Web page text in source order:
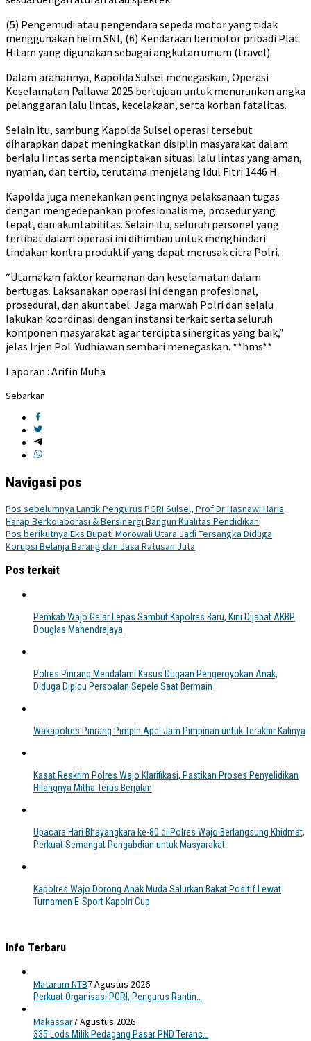
(5) Pengemudi atau pengendara sepeda motor yang tidak
menggunakan helm SNI, (6) Kendaraan bermotor pribadi Plat
Hitam yang digunakan sebagai angkutan umum (travel).
Dalam arahannya, Kapolda Sulsel menegaskan, Operasi
Keselamatan Pallawa 2025 bertujuan untuk menurunkan angka
pelanggaran lalu lintas, kecelakaan, serta korban fatalitas.
Selain itu, sambung Kapolda Sulsel operasi tersebut
diharapkan dapat meningkatkan disiplin masyarakat dalam
berlalu lintas serta menciptakan situasi lalu lintas yang aman,
nyaman, dan tertib, terutama menjelang Idul Fitri 1446 H.
Kapolda juga menekankan pentingnya pelaksanaan tugas
dengan mengedepankan profesionalisme, prosedur yang
tepat, dan akuntabilitas. Selain itu, seluruh personel yang
terlibat dalam operasi ini dihimbau untuk menghindari
tindakan kontra produktif yang dapat merusak citra Polri.
“Utamakan faktor keamanan dan keselamatan dalam
bertugas. Laksanakan operasi ini dengan profesional,
prosedural, dan akuntabel. Jaga marwah Polri dan selalu
lakukan koordinasi dengan instansi terkait serta seluruh
komponen masyarakat agar tercipta sinergitas yang baik,”
jelas Irjen Pol. Yudhiawan sembari menegaskan. **hms**
Laporan : Arifin Muha
Sebarkan
Navigasi pos
Pos sebelumnya Lantik Pengurus PGRI Sulsel, Prof Dr Hasnawi Haris
Harap Berkolaborasi & Bersinergi Bangun Kualitas Pendidikan
Pos berikutnya Eks Bupati Morowali Utara Jadi Tersangka Diduga
Korupsi Belanja Barang dan Jasa Ratusan Juta
Pos terkait
Pemkab Wajo Gelar Lepas Sambut Kapolres Baru, Kini Dijabat AKBP
Douglas Mahendrajaya
Polres Pinrang Mendalami Kasus Dugaan Pengeroyokan Anak,
Diduga Dipicu Persoalan Sepele Saat Bermain
Wakapolres Pinrang Pimpin Apel Jam Pimpinan untuk Terakhir Kalinya
Kasat Reskrim Polres Wajo Klarifikasi, Pastikan Proses Penyelidikan
Hilangnya Mitha Terus Berjalan
Upacara Hari Bhayangkara ke-80 di Polres Wajo Berlangsung Khidmat,
Perkuat Semangat Pengabdian untuk Masyarakat
Kapolres Wajo Dorong Anak Muda Salurkan Bakat Positif Lewat
Turnamen E-Sport Kapolri Cup
Info Terbaru
Mataram NTB7 Agustus 2026
Perkuat Organisasi PGRI, Pengurus Rantin…
Makassar7 Agustus 2026
335 Lods Milik Pedagang Pasar PND Teranc…